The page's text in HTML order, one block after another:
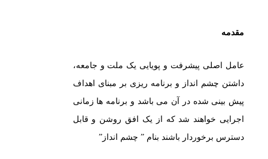
عامل اصلی پیشرفت و پویایی یک ملت و جامعه،
داشتن چشم انداز و برنامه ریزی بر مبنای اهداف
پیش بینی شده در آن می باشد و برنامه ها زمانی
اجرایی خواهند شد که از یک افق روشن و قابل
دسترس برخوردار باشند بنام ” چشم انداز”